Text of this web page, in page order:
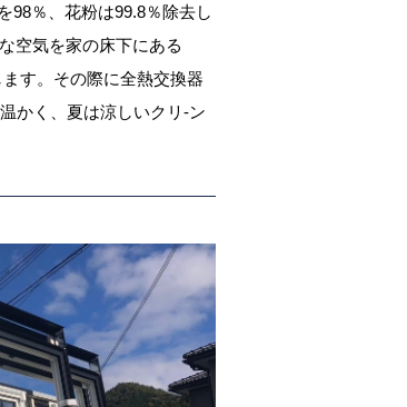
98％、花粉は99.8％除去し
空気を家の床下にある
す。その際に全熱交換器
かく、夏は涼しいクリ-ン